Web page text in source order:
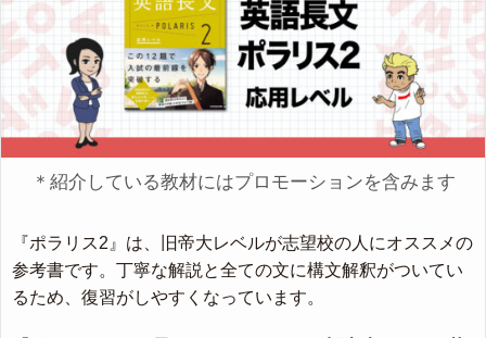
＊紹介している教材にはプロモーションを含みます
『ポラリス2』は、旧帝大レベルが志望校の人にオススメの
参考書です。丁寧な解説と全ての文に構文解釈がついてい
るため、復習がしやすくなっています。